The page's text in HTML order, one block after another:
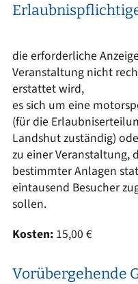
die erforderliche
Veranstaltung nicht
erstattet wird,
es sich um eine
(für die
Landshut zuständig)
zu einer Veranstaltung,
bestimmter Anlagen
eintausend Besucher
sollen.
Kosten: 15,00 €
Vorübergehende